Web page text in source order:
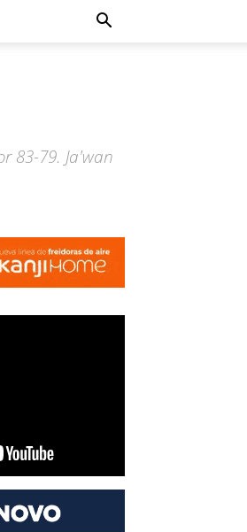
83-79. Ja'wan